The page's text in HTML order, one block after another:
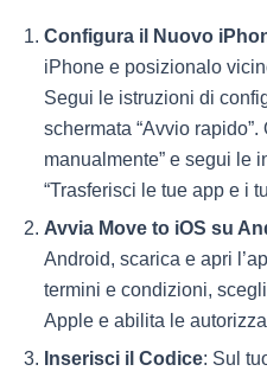
Configura il Nuovo
iPhone e posizionalo
Segui le istruzioni di
schermata “Avvio
manualmente” e segui le
“Trasferisci le tue app e i
Avvia Move to iOS su
Android, scarica e apri
termini e condizioni,
Apple e abilita le
Inserisci il Codice: Sul